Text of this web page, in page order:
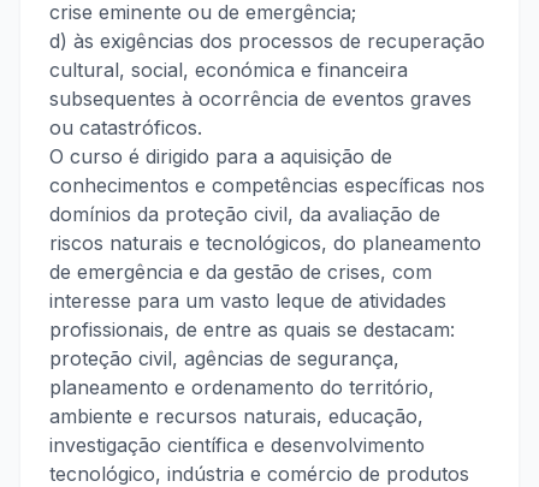
crise eminente ou de emergência;
d) às exigências dos processos de recuperação
cultural, social, económica e financeira
subsequentes à ocorrência de eventos graves
ou catastróficos.
O curso é dirigido para a aquisição de
conhecimentos e competências específicas nos
domínios da proteção civil, da avaliação de
riscos naturais e tecnológicos, do planeamento
de emergência e da gestão de crises, com
interesse para um vasto leque de atividades
profissionais, de entre as quais se destacam:
proteção civil, agências de segurança,
planeamento e ordenamento do território,
ambiente e recursos naturais, educação,
investigação científica e desenvolvimento
tecnológico, indústria e comércio de produtos